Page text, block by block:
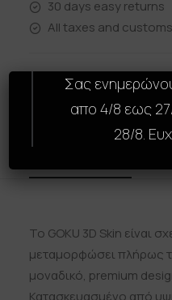
30 days easy returns
All taxes and
Το GOKU 3D Skin είναι
μεταμορφώσει πλήρως
μοναδικό, premium
Κατασκευασμένο από
Σας
απο 4/8 εως
28/8.